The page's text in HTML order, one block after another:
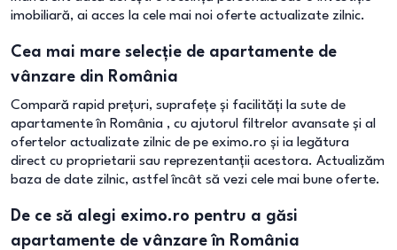
imobiliară, ai acces la cele mai noi oferte actualizate zilnic.
Cea mai mare selecție de apartamente de
vânzare din România
Compară rapid prețuri, suprafețe și facilități la sute de
apartamente în România , cu ajutorul filtrelor avansate și al
ofertelor actualizate zilnic de pe eximo.ro și ia legătura
direct cu proprietarii sau reprezentanții acestora. Actualizăm
baza de date zilnic, astfel încât să vezi cele mai bune oferte.
De ce să alegi eximo.ro pentru a găsi
apartamente de vânzare în România